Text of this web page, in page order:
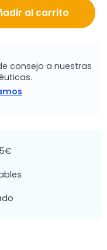
al carrito
consejo a nuestras